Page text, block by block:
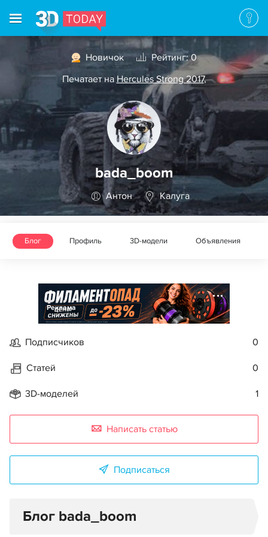
Новичок
Рейтинг: 0
Печатает на Hercules Strong 2017,
bada_boom
Антон Калуга
Блог Профиль 3D-модели Объявления
Реклама
Подписчиков 0
Статей 0
3D-моделей 1
Написать статью
Подписаться
Блог bada_boom